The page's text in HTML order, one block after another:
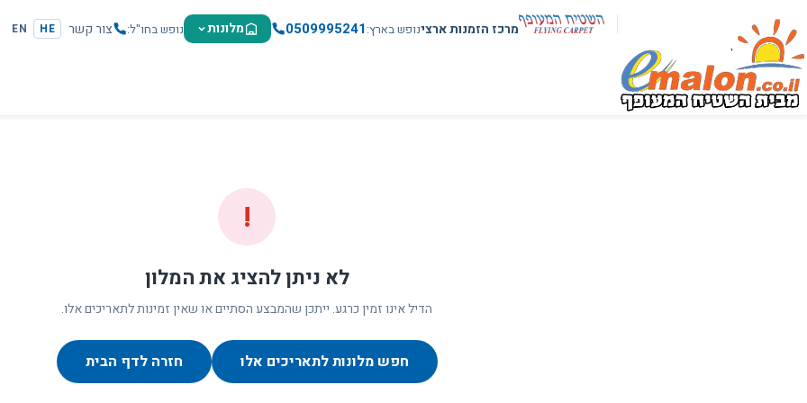
מרכז הזמנות ארצינופש בארץ 0509995241 מלונות נופש בחו"ל צור קשר HE
EN
!
לא ניתן להציג את המלון
הדיל אינו זמין כרגע. ייתכן שהמבצע הסתיים או שאין זמינות לתאריכים אלו.
חפש מלונות לתאריכים אלו חזרה לדף הבית